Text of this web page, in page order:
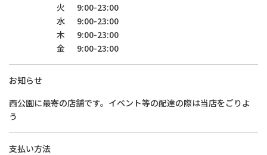
火
9:00-23:00
水
9:00-23:00
木
9:00-23:00
金
9:00-23:00
お知らせ
西公園に最寄の店舗です。イベント等の配達の際は当店をごりよ
う
支払い方法